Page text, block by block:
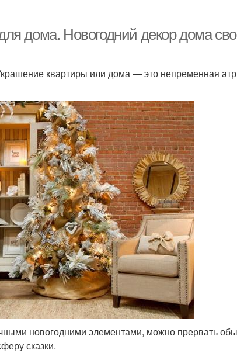
дома. Новогодний декор дома
квартиры или дома — это непременная
новогодними элементами, можно прервать
сказки.